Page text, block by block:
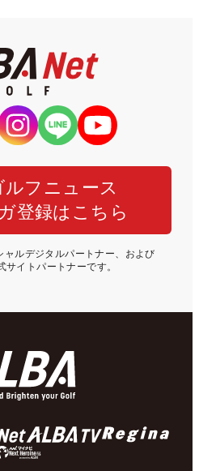
ルフニュース
登録はこちら
ャルデジタルパートナー、および
サイトパートナーです。